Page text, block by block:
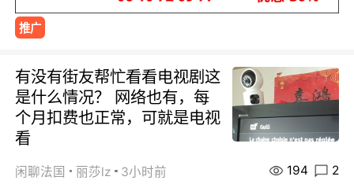
推广
有没有街友帮忙看看电视剧这
是什么情况？ 网络也有，每
个月扣费也正常，可就是电视
看
闲聊法国 丽莎lz 3小时前 194 2